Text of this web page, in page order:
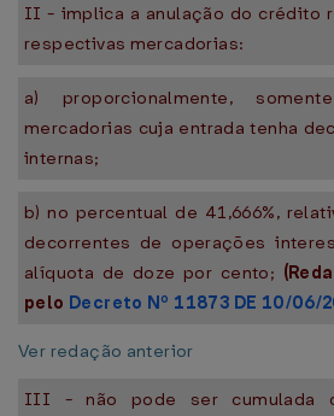
II - implica a anulação do crédito
respectivas mercadorias:
a) proporcionalmente,
mercadorias cuja entrada tenha
internas;
b) no percentual de 41,666%,
decorrentes de operações
alíquota de doze por cento;
pelo Decreto Nº 11873 DE 10/06/
Ver redação anterior
III - não pode ser cumulada